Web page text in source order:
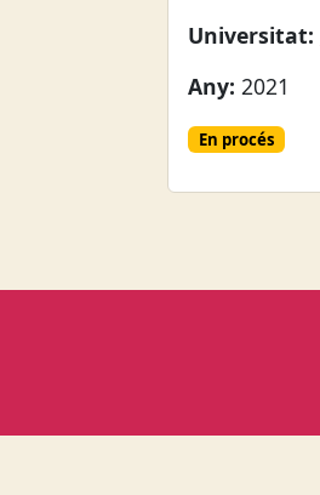
Universitat:
Any: 2021
En procés